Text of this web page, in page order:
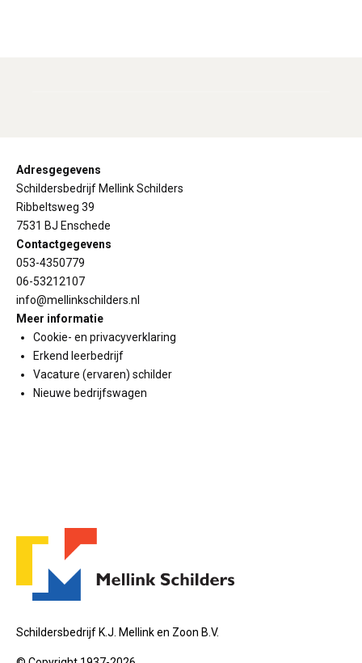
Adresgegevens
Schildersbedrijf Mellink Schilders
Ribbeltsweg 39
7531 BJ Enschede
Contactgegevens
053-4350779
06-53212107
info@mellinkschilders.nl
Meer informatie
Cookie- en privacyverklaring
Erkend leerbedrijf
Vacature (ervaren) schilder
Nieuwe bedrijfswagen
Schildersbedrijf K.J. Mellink en Zoon B.V.